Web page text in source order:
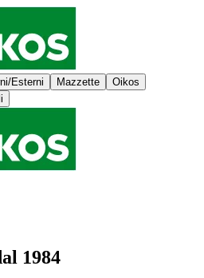
Esterni Mazzette Oikos
1984